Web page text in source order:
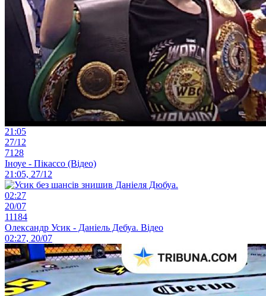
21:05
27/12
7128
Іноуе - Пікассо (Відео)
21:05, 27/12
02:27
20/07
11184
Олександр Усик - Даніель Дебуа. Відео
02:27, 20/07